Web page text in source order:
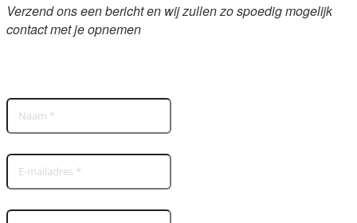
Verzend ons een bericht en wij zullen zo spoedig mogelijk
contact met je opnemen